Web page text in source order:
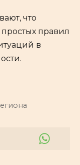
что
правил
в